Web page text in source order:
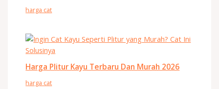
harga cat
Harga Plitur Kayu Terbaru Dan Murah 2026
harga cat